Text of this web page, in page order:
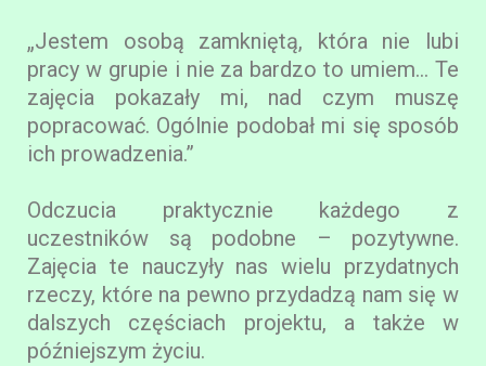
„Jestem osobą zamkniętą, która nie lubi
pracy w grupie i nie za bardzo to umiem... Te
zajęcia pokazały mi, nad czym muszę
popracować. Ogólnie podobał mi się sposób
ich prowadzenia.”
Odczucia praktycznie każdego z
uczestników są podobne – pozytywne.
Zajęcia te nauczyły nas wielu przydatnych
rzeczy, które na pewno przydadzą nam się w
dalszych częściach projektu, a także w
późniejszym życiu.